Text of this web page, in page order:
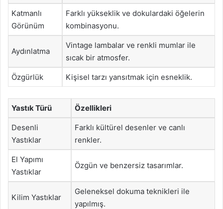
Katmanlı
Görünüm
Farklı yükseklik ve dokulardaki öğelerin
kombinasyonu.
Aydınlatma
Vintage lambalar ve renkli mumlar ile
sıcak bir atmosfer.
Özgürlük Kişisel tarzı yansıtmak için esneklik.
Yastık Türü Özellikleri
Desenli
Yastıklar
Farklı kültürel desenler ve canlı
renkler.
El Yapımı
Yastıklar
Özgün ve benzersiz tasarımlar.
Kilim Yastıklar
Geleneksel dokuma teknikleri ile
yapılmış.